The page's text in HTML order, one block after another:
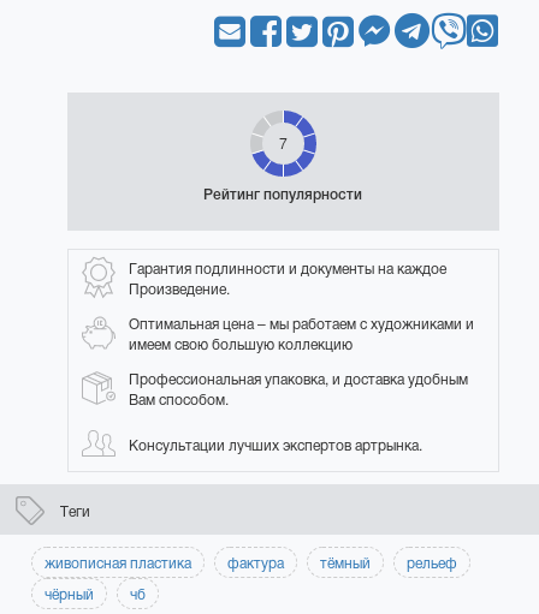
7
Рейтинг популярности
Гарантия подлинности и документы на каждое
Произведение.
Оптимальная цена – мы работаем с художниками и
имеем свою большую коллекцию
Профессиональная упаковка, и доставка удобным
Вам способом.
Консультации лучших экспертов артрынка.
Теги
живописная пластика фактура тёмный
рельеф
чёрный
чб